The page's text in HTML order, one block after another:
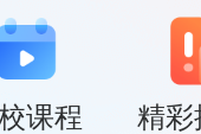
课程 精